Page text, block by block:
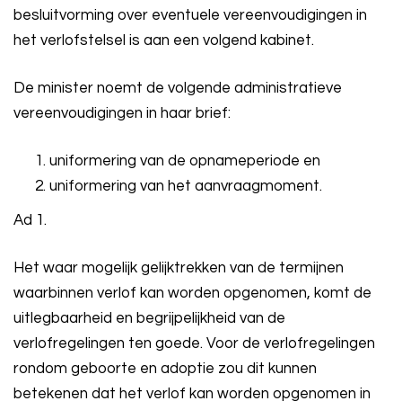
besluitvorming over eventuele vereenvoudigingen in
het verlofstelsel is aan een volgend kabinet.
De minister noemt de volgende administratieve
vereenvoudigingen in haar brief:
uniformering van de opnameperiode en
uniformering van het aanvraagmoment.
Ad 1.
Het waar mogelijk gelijktrekken van de termijnen
waarbinnen verlof kan worden opgenomen, komt de
uitlegbaarheid en begrijpelijkheid van de
verlofregelingen ten goede. Voor de verlofregelingen
rondom geboorte en adoptie zou dit kunnen
betekenen dat het verlof kan worden opgenomen in